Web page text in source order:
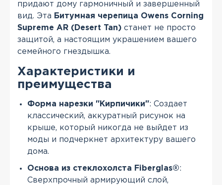
придают дому гармоничный и завершенный
вид. Эта Битумная черепица Owens Corning
Supreme AR (Desert Tan) станет не просто
защитой, а настоящим украшением вашего
семейного гнездышка.
Характеристики и
преимущества
Форма нарезки "Кирпичики": Создает
классический, аккуратный рисунок на
крыше, который никогда не выйдет из
моды и подчеркнет архитектуру вашего
дома.
Основа из стеклохолста Fiberglas®:
Сверхпрочный армирующий слой,